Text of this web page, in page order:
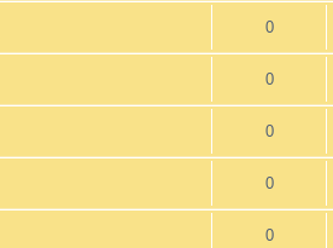
0
0
0
0
0